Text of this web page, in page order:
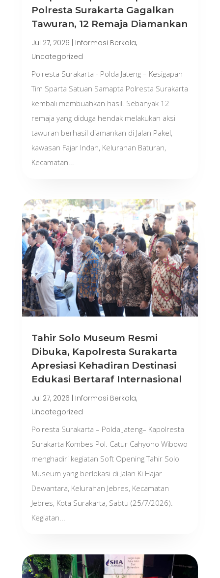
Polresta Surakarta Gagalkan
Tawuran, 12 Remaja Diamankan
Jul 27, 2026 | Informasi Berkala,
Uncategorized
Polresta Surakarta - Polda Jateng – Kesigapan
Tim Sparta Satuan Samapta Polresta Surakarta
kembali membuahkan hasil. Sebanyak 12
remaja yang diduga hendak melakukan aksi
tawuran berhasil diamankan di Jalan Pakel,
kawasan Fajar Indah, Kelurahan Baturan,
Kecamatan...
Tahir Solo Museum Resmi
Dibuka, Kapolresta Surakarta
Apresiasi Kehadiran Destinasi
Edukasi Bertaraf Internasional
Jul 27, 2026 Informasi Berkala,
Uncategorized
Polresta Surakarta – Polda Jateng– Kapolresta
Surakarta Kombes Pol. Catur Cahyono Wibowo
menghadiri kegiatan Soft Opening Tahir Solo
Museum yang berlokasi di Jalan Ki Hajar
Dewantara, Kelurahan Jebres, Kecamatan
Jebres, Kota Surakarta, Sabtu (25/7/2026).
Kegiatan...